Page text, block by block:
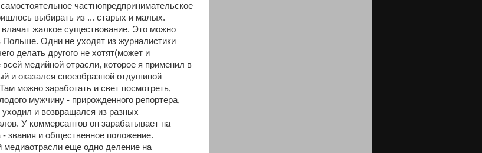
частнопредпринимательское
выбирать из ... старых и малых.
жалкое существование. Это можно
Польше. Одни не уходят из журналистики
делать другого не хотят(может и
медийной отрасли, которое я применил в
и оказался своеобразной отдушиной
можно заработать и свет посмотреть,
мужчину - прирожденного репортера,
уходил и возвращался из разных
У коммерсантов он зарабатывает на
звания и общественное положение.
медиаотрасли еще одно деление на